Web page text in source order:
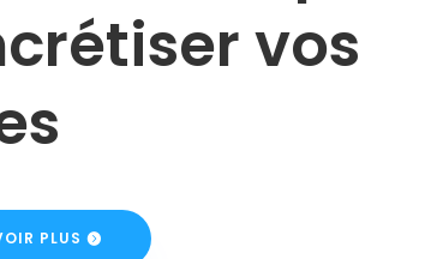
vos
PLUS